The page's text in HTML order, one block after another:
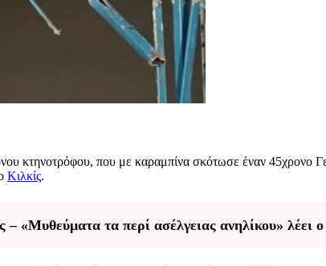
κτηνοτρόφου, που με καραμπίνα σκότωσε έναν 45χρονο
Κιλκίς.
«Μυθεύματα τα περί ασέλγειας ανηλίκου» λέει